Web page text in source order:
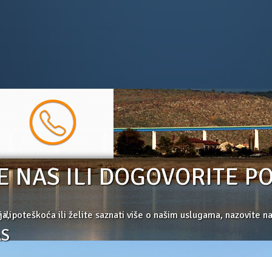
ili
NAS ILI DOGOVORITE
poteškoća ili želite saznati više o našim uslugama, nazovite